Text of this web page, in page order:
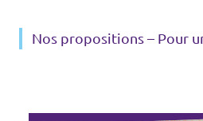
Nos propositions – Pour